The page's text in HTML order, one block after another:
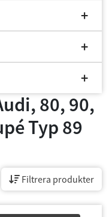
80, 90,
Typ 89
Filtrera produkter